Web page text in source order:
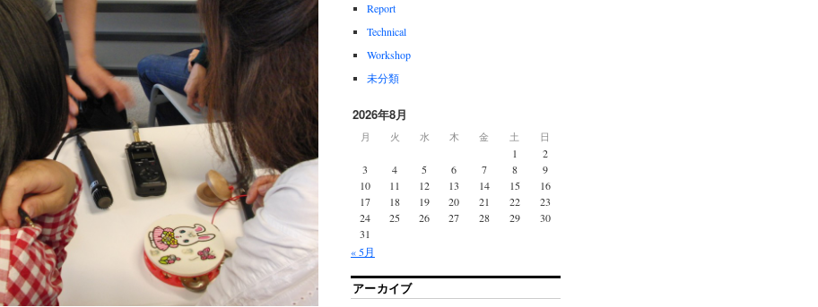
Report
Technical
Workshop
未分類
2026年8月
月 火 水 木 金 土 日
« 5月
1
2
3
4 5 6 7 8
9
10
11 12 13 14 15
16
17
18 19 20 21 22
23
24
25 26 27 28 29
30
31
アーカイブ